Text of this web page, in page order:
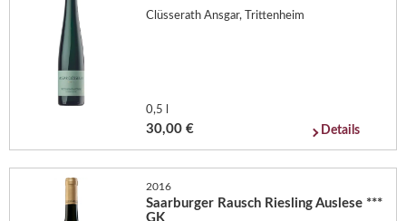
Clüsserath Ansgar, Trittenheim
0,5 l
30,00 € Details
2016
Saarburger Rausch Riesling Auslese ***
GK